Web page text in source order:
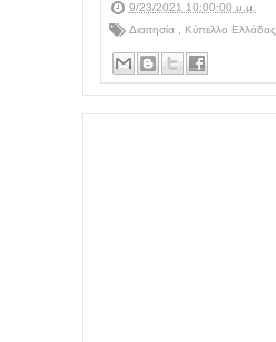
9/23/2021 10:00:00 μ.μ.
Διαιτησία
Κύπελλο Ελλάδας